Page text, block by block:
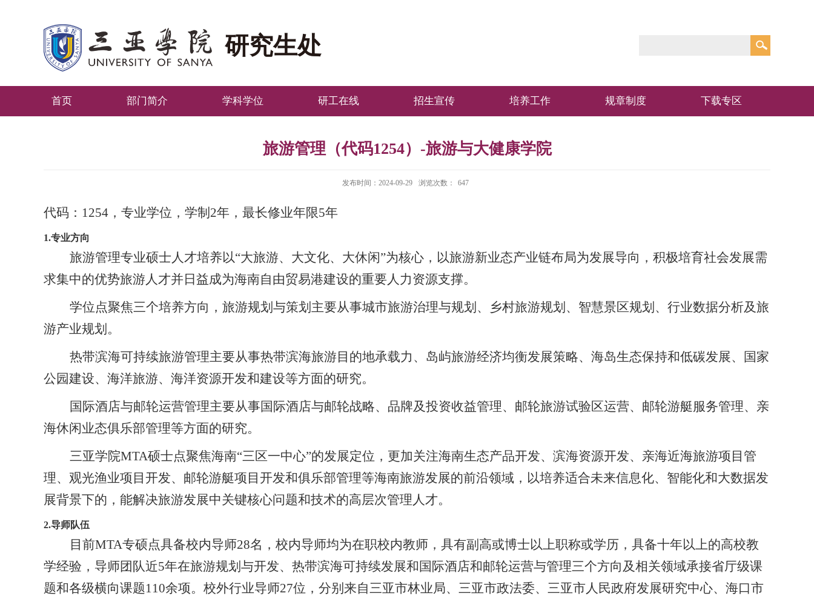
研究生处
首页 部门简介 学科学位 研工在线 招生宣传 培养工作 规章制度 下载专区
旅游管理（代码1254）-旅游与大健康学院
发布时间：2024-09-29 浏览次数： 647
代码： 1254 ，专业学位，学制 2年，最长修业年限5年
1.专业方向
旅游管理专业硕士人才培养以“大旅游、大文化、大休闲”为核心，以旅游新业态产业链布局为发展导向，积极培育社会发展需
求集中的优势旅游人才并日益成为海南自由贸易港建设的重要人力资源支撑。
学位点聚焦三个培养方向，旅游规划与策划主要从事城市旅游治理与规划、乡村旅游规划、智慧景区规划、行业数据分析及旅
游产业规划。
热带滨海可持续旅游管理主要从事热带滨海旅游目的地承载力、岛屿旅游经济均衡发展策略、海岛生态保持和低碳发展、国家
公园建设、海洋旅游、海洋资源开发和建设等方面的研究。
国际酒店与邮轮运营管理主要从事国际酒店与邮轮战略、品牌及投资收益管理、邮轮旅游试验区运营、邮轮游艇服务管理、亲
海休闲业态俱乐部管理等方面的研究。
三亚学院MTA硕士点聚焦海南“三区一中心”的发展定位，更加关注海南生态产品开发、滨海资源开发、亲海近海旅游项目管
理、观光渔业项目开发、邮轮游艇项目开发和俱乐部管理等海南旅游发展的前沿领域，以培养适合未来信息化、智能化和大数据发
展背景下的，能解决旅游发展中关键核心问题和技术的高层次管理人才。
2.导师队伍
目前MTA专硕点具备校内导师28名，校内导师均为在职校内教师，具有副高或博士以上职称或学历，具备十年以上的高校教
学经验，导师团队近5年在旅游规划与开发、热带滨海可持续发展和国际酒店和邮轮运营与管理三个方向及相关领域承接省厅级课
题和各级横向课题110余项。校外行业导师27位，分别来自三亚市林业局、三亚市政法委、三亚市人民政府发展研究中心、海口市